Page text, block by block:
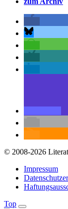
© 2008-2026
Impressum
Top